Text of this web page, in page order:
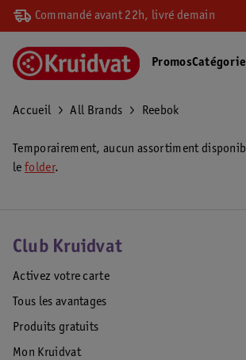
Commandé avant 22h, livré demain
Promos
Accueil All Brands Reebok
Temporairement, aucun assortiment
le folder.
Club Kruidvat
Activez votre carte
Tous les avantages
Produits gratuits
Mon Kruidvat